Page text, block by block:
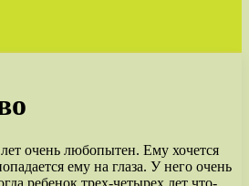
лет очень любопытен. Ему хочется
ему на глаза. У него очень
ребенок трех-четырех лет что-